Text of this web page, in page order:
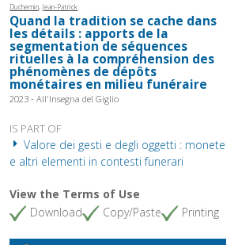
Duchemin, Jean-Patrick
Quand la tradition se cache dans
les détails : apports de la
segmentation de séquences
rituelles à la compréhension des
phénomènes de dépôts
monétaires en milieu funéraire
2023 - All'Insegna del Giglio
IS PART OF
Valore dei gesti e degli oggetti : monete
e altri elementi in contesti funerari
View the Terms of Use
Download
Copy/Paste Printing